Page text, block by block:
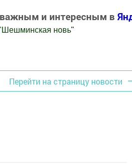
и интересным в
Шешминская новь"
Перейти на страницу новости